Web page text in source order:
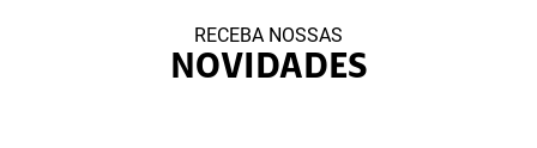
RECEBA NOSSAS
NOVIDADES